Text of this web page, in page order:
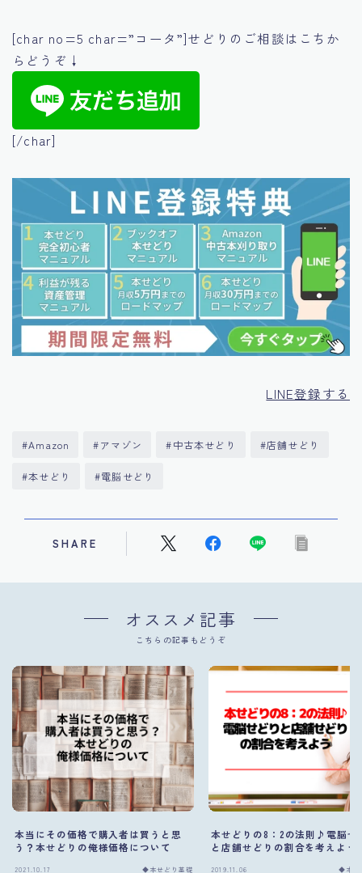
[char no=5 char=”コータ”]せどりのご相談はこちか
らどうぞ↓
[/char]
LINE登録する
#Amazon #アマゾン #中古本せどり #店舗せどり
#本せどり #電脳せどり
SHARE
オススメ記事
こちらの記事もどうぞ
本当にその価格で購入者は買うと思
う？本せどりの俺様価格について
2021.10.17 ◆本せどり基礎
本せどりの8：2の法則♪電脳せ
と店舗せどりの割合を考えよう
2019.11.06 ◆本せ